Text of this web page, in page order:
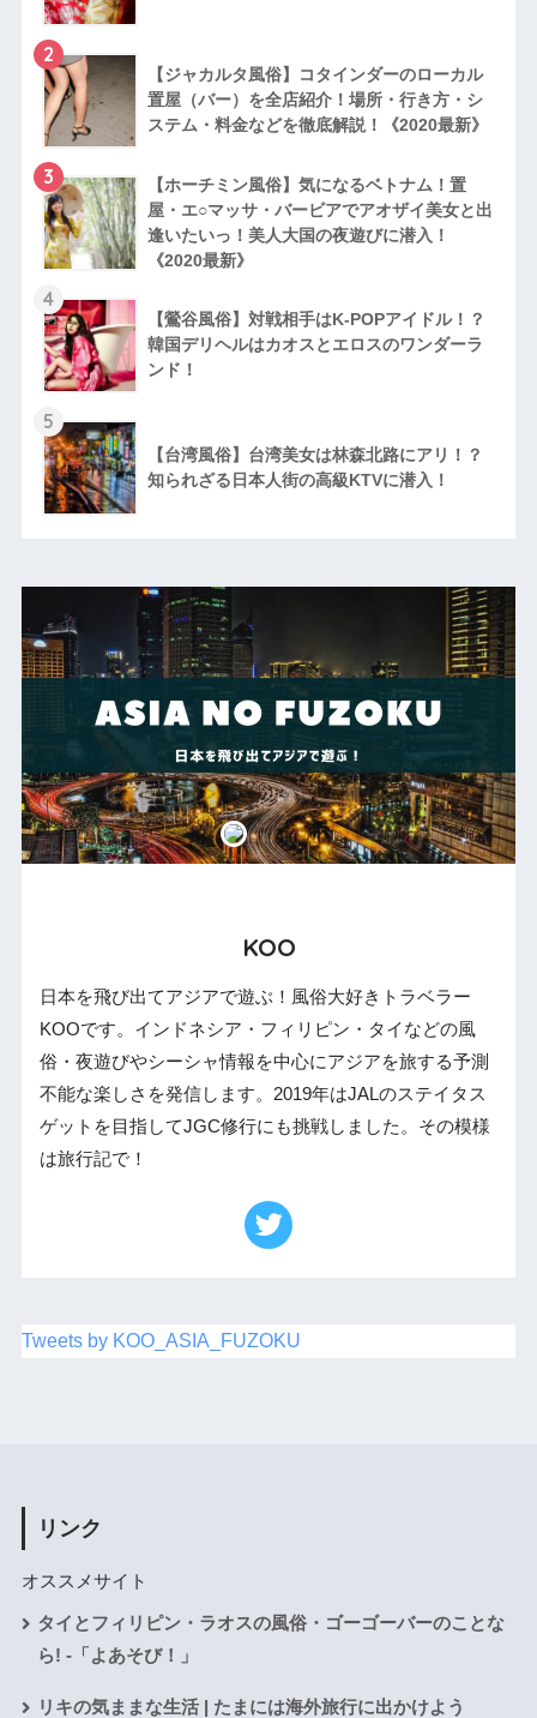
2
【ジャカルタ風俗】コタインダーのローカル
置屋（バー）を全店紹介！場所・行き方・シ
ステム・料金などを徹底解説！《2020最新》
3
【ホーチミン風俗】気になるベトナム！置
屋・エ○マッサ・バービアでアオザイ美女と出
逢いたいっ！美人大国の夜遊びに潜入！
《2020最新》
4
【鶯谷風俗】対戦相手はK-POPアイドル！？
韓国デリヘルはカオスとエロスのワンダーラ
ンド！
5
【台湾風俗】台湾美女は林森北路にアリ！？
知られざる日本人街の高級KTVに潜入！
KOO
日本を飛び出てアジアで遊ぶ！風俗大好きトラベラー
KOOです。インドネシア・フィリピン・タイなどの風
俗・夜遊びやシーシャ情報を中心にアジアを旅する予測
不能な楽しさを発信します。2019年はJALのステイタス
ゲットを目指してJGC修行にも挑戦しました。その模様
は旅行記で！
Tweets by KOO_ASIA_FUZOKU
リンク
オススメサイト
タイとフィリピン・ラオスの風俗・ゴーゴーバーのことな
ら! -「よあそび！」
リキの気ままな生活 | たまには海外旅行に出かけよう